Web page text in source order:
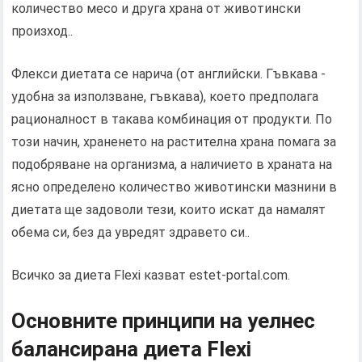
количество месо и друга храна от животински
произход..
Флекси диетата се нарича (от английски. Гъвкава -
удобна за използване, гъвкава), което предполага
рационалност в такава комбинация от продукти. По
този начин, храненето на растителна храна помага за
подобряване на организма, а наличието в храната на
ясно определено количество животински мазнини в
диетата ще задоволи тези, които искат да намалят
обема си, без да увредят здравето си..
Всичко за диета Flexi казват estet-portal.com.
Основните принципи на уелнес
балансирана диета Flexi